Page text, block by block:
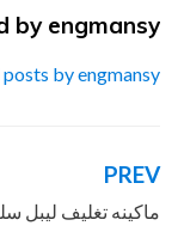
by engmansy
by engmansy
تصفّح
المقالات
PREV
ماكينه تغليف ليبل